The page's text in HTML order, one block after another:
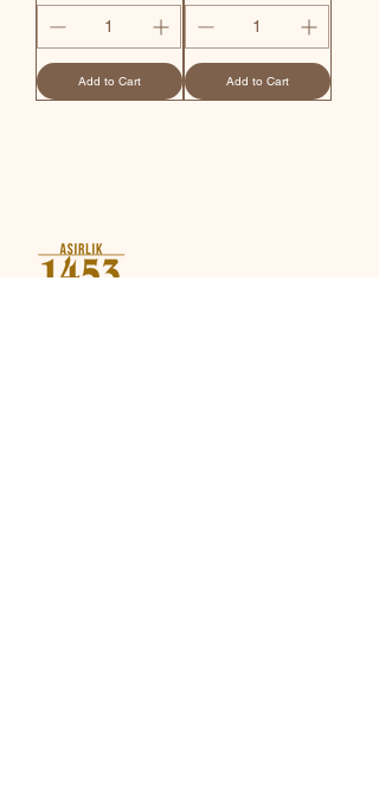
Add to Cart Add to Cart